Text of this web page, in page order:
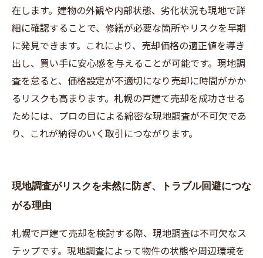
在します。建物の外観や内部状態、劣化状況も現地で詳
細に確認することで、修繕が必要な箇所やリスクを早期
に発見できます。これにより、売却価格の適正値を導き
出し、買い手に安心感を与えることが可能です。現地調
査を怠ると、価格設定が不適切になり売却に時間がかか
るリスクも高まります。札幌の戸建て売却を成功させる
ためには、プロの目による綿密な現地調査が不可欠であ
り、これが納得のいく取引につながります。
現地調査がリスクを未然に防ぎ、トラブル回避につな
がる理由
札幌で戸建て売却を検討する際、現地調査は不可欠なス
テップです。現地調査によって物件の状態や周辺環境を